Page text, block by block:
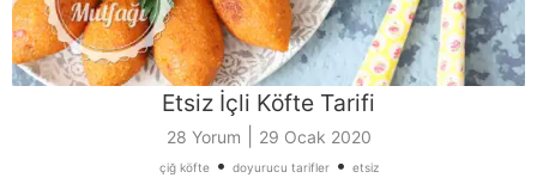
Etsiz İçli Köfte Tarifi
28 Yorum 29 Ocak 2020
çiğ köfte• doyurucu tarifler• etsiz